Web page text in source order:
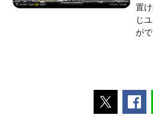
置
じ
が
ポスト